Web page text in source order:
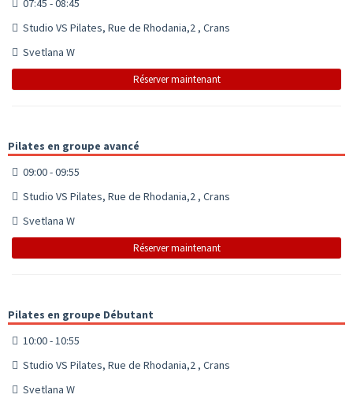
07:45 - 08:45
Studio VS Pilates, Rue de Rhodania,2 , Crans
Svetlana W
Réserver maintenant
Pilates en groupe avancé
09:00 - 09:55
Studio VS Pilates, Rue de Rhodania,2 , Crans
Svetlana W
Réserver maintenant
Pilates en groupe Débutant
10:00 - 10:55
Studio VS Pilates, Rue de Rhodania,2 , Crans
Svetlana W